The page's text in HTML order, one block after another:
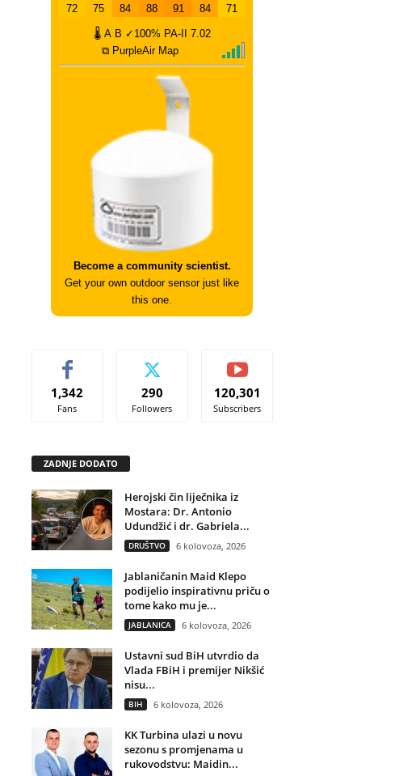
72
75
84
88
91
84
71
🌡 A B ✓100% PA-II
7.02
⧉ PurpleAir Map
Become a community scientist.
Get your own outdoor sensor just like
this one.
1,342
Fans
290
Followers
120,301
Subscribers
ZADNJE DODATO
Herojski čin liječnika iz
Mostara: Dr. Antonio
Udundžić i dr. Gabriela...
DRUŠTVO 6 kolovoza, 2026
Jablaničanin Maid Klepo
podijelio inspirativnu priču o
tome kako mu je...
JABLANICA 6 kolovoza, 2026
Ustavni sud BiH utvrdio da
Vlada FBiH i premijer Nikšić
nisu...
BIH 6 kolovoza, 2026
KK Turbina ulazi u novu
sezonu s promjenama u
rukovodstvu: Maidin...